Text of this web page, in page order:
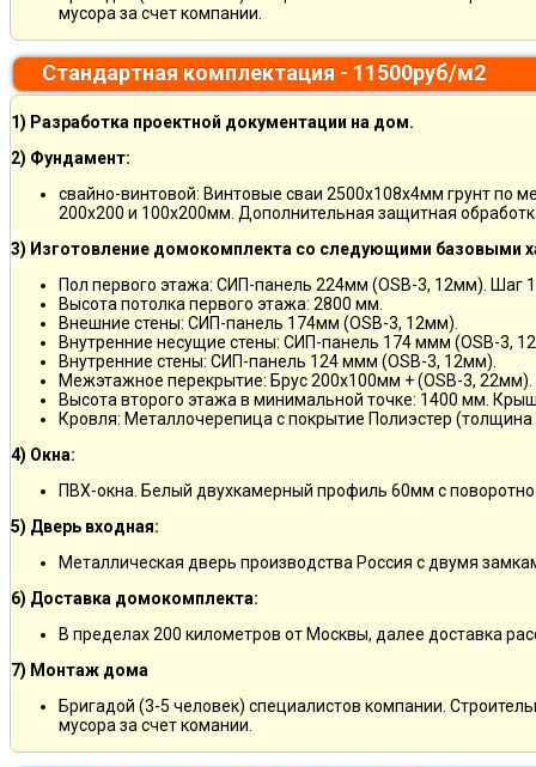
мусора за счет компании.
Стандартная комплектация - 11500руб/м2
1) Разработка проектной документации на дом.
2) Фундамент:
свайно-винтовой: Винтовые сваи 2500х108х4мм грунт по
200х200 и 100х200мм. Дополнительная защитная
3) Изготовление домокомплекта со следующими базовыми
Пол первого этажа: СИП-панель 224мм (OSB-3, 12мм). Шаг
Высота потолка первого этажа: 2800 мм.
Внешние стены: СИП-панель 174мм (OSB-3, 12мм).
Внутренние несущие стены: СИП-панель 174 ммм (OSB-3,
Внутренние стены: СИП-панель 124 ммм (OSB-3, 12мм).
Межэтажное перекрытие: Брус 200х100мм + (OSB-3, 22мм).
Высота второго этажа в минимальной точке: 1400 мм.
Кровля: Металлочерепица с покрытие Полиэстер
4) Окна:
ПВХ-окна. Белый двухкамерный профиль 60мм с
5) Дверь входная:
Металлическая дверь производства Россия с двумя
6) Доставка домокомплекта:
В пределах 200 километров от Москвы, далее доставка
7) Монтаж дома
Бригадой (3-5 человек) специалистов компании.
мусора за счет комании.